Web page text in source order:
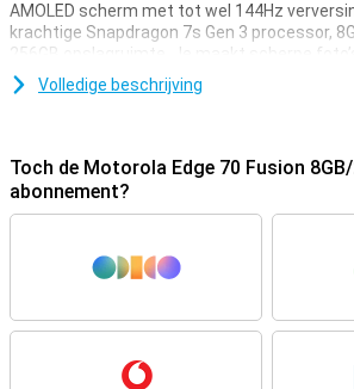
AMOLED scherm met tot wel 144Hz
krachtige Snapdragon 7s Gen 3 processor,
256GB opslagruimte. Je maakt scherpe
hoofdcamera en profiteert van een
TurboPower snelladen. Dankzij IP68/IP69 en
Mooi AMOLED scherm
Op het 6.78 inch AMOLED scherm ziet alles
tot 144Hz zorgen voor een soepele
tot 1600 nits blijft het scherm goed leesbaar
kleuren. Het display is afgewerkt met Gorilla
Volledige beschrijving
Toch de Motorola Edge 70 Fusion
abonnement?